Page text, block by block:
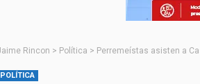
Rincon > Política > Perremeístas asisten a
POLÍTICA